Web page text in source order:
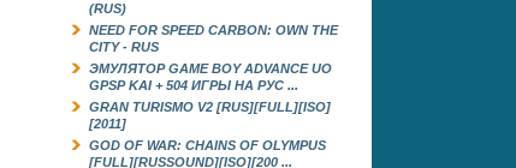
(RUS)
NEED FOR SPEED CARBON: OWN THE
CITY - RUS
ЭМУЛЯТОР GAME BOY ADVANCE UO
GРSP KAI + 504 ИГРЫ НА РУС ...
GRAN TURISMO V2 [RUS][FULL][ISO]
[2011]
GOD OF WAR: CHAINS OF OLYMPUS
[FULL][RUSSOUND][ISO][200 ...